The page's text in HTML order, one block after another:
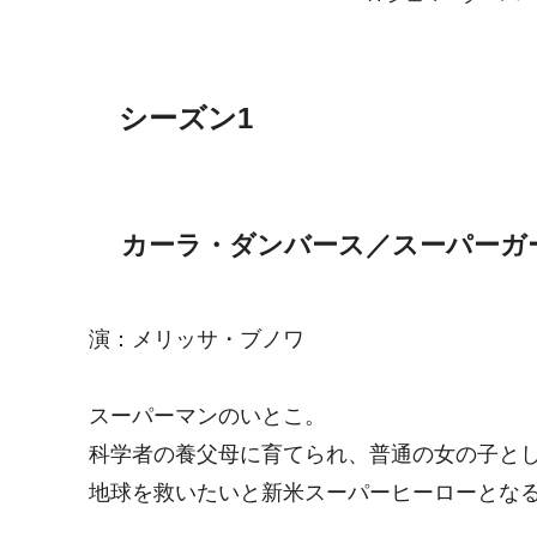
シーズン1
カーラ・ダンバース／スーパーガ
演：メリッサ・ブノワ
スーパーマンのいとこ。
科学者の養父母に育てられ、普通の女の子と
地球を救いたいと新米スーパーヒーローとなる